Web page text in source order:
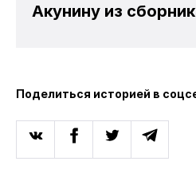
Акунину из
Поделиться историей в